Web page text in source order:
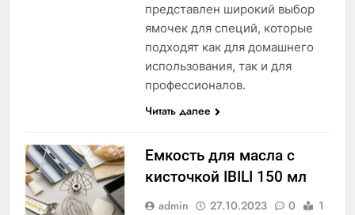
представлен широкий выбор
ямочек для специй, которые
подходят как для домашнего
использования, так и для
профессионалов.
Читать далее
Емкость для масла с
кисточкой IBILI 150 мл
admin 27.10.2023 0
1